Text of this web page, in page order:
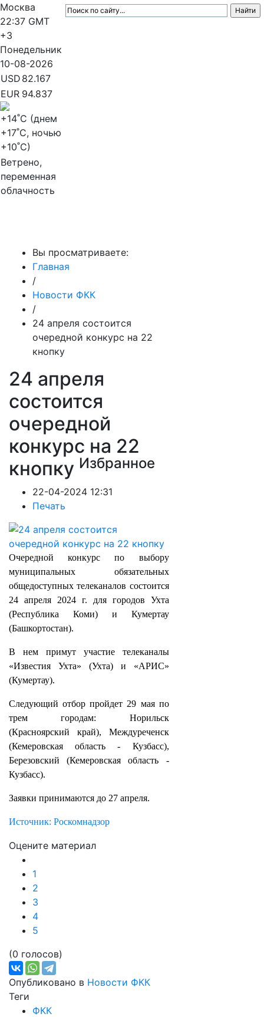
Москва
22:37 GMT
+3
Понедельник
10-08-2026
USD 82.167
EUR 94.837
+14˚C (днем
+17˚C, ночью
+10˚C)
Ветрено,
переменная
облачность
Вы просматриваете:
Главная
/
Новости ФКК
/
24 апреля состоится
очередной конкурс на 22
кнопку
24 апреля
состоится
очередной
конкурс на 22
кнопку Избранное
22-04-2024 12:31
Печать
Очередной конкурс по выбору
муниципальных обязательных
общедоступных телеканалов состоится
24 апреля 2024 г. для городов Ухта
(Республика Коми) и Кумертау
(Башкортостан).
В нем примут участие телеканалы
«Известия Ухта» (Ухта) и «АРИС»
(Кумертау).
Следующий отбор пройдет 29 мая по
трем городам: Норильск
(Красноярский край), Междуреченск
(Кемеровская область - Кузбасс),
Березовский (Кемеровская область -
Кузбасс).
Заявки принимаются до 27 апреля.
Источник: Роскомнадзор
Оцените материал
1
2
3
4
5
(0 голосов)
Опубликовано в Новости ФКК
Теги
ФКК